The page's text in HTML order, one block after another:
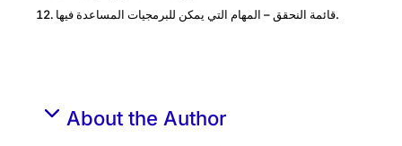
قائمة النحقق – المهام التي يمكن للبرمجيات المساعدة فيها.
About the Author